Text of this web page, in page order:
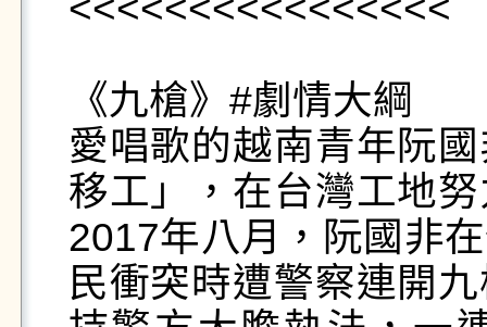
<<<<<<<<<<<<<<<<
《九槍》#劇情大綱
愛唱歌的越南青年阮
移工」，在台灣工地
2017年八月，阮國非
民衝突時遭警察連開